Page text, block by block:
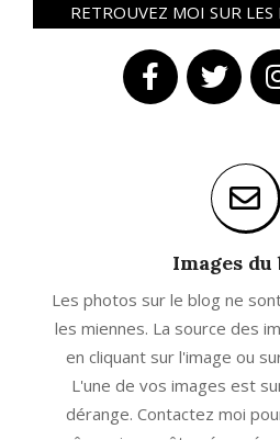
RETROUVEZ MOI SUR LES
Images du
Les photos sur le blog ne
les miennes. La source des
en cliquant sur l'image ou
L'une de vos images est
dérange. Contactez moi